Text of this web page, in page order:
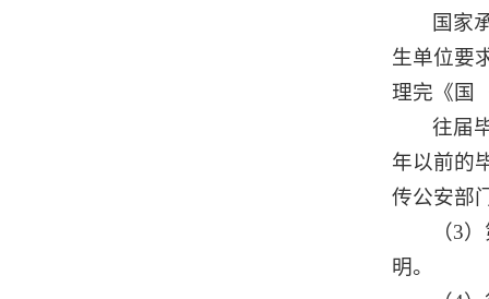
国家
生单位要
理完《国
往届
年以前的
传公安部
（3
明。